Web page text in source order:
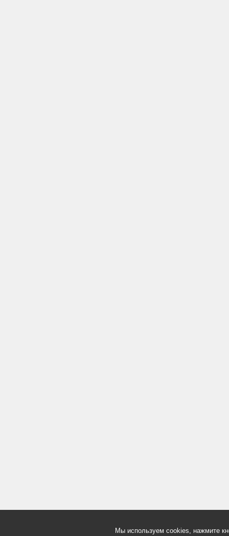
Мы используем cookies, нажмите